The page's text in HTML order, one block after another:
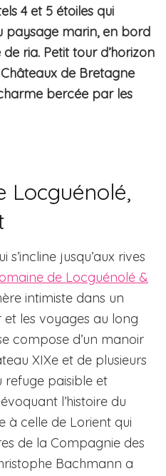
4 et 5 étoiles qui
paysage marin, en bord
ria. Petit tour d’horizon
de Bretagne
bercée par les
Locguénolé,
jusqu’aux rives
de Locguénolé &
intimiste dans un
les voyages au long
compose d’un manoir
XIXe et de plusieurs
paisible et
l’histoire du
à celle de Lorient qui
de la Compagnie des
Bachmann a